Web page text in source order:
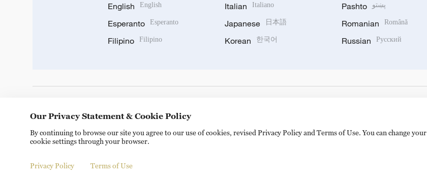
English English
Esperanto Esperanto
Filipino Filipino
Italian Italiano
Japanese 日本語
Korean 한국어
Pashto پښتو
Romanian Română
Russian Русский
Copyright © 2024 CGTN. 京ICP备20000184号
Our Privacy Statement & Cookie Policy
By continuing to browse our site you agree to our use of cookies, revised Privacy Policy and Terms of Use. You can change your
cookie settings through your browser.
Privacy Policy Terms of Use